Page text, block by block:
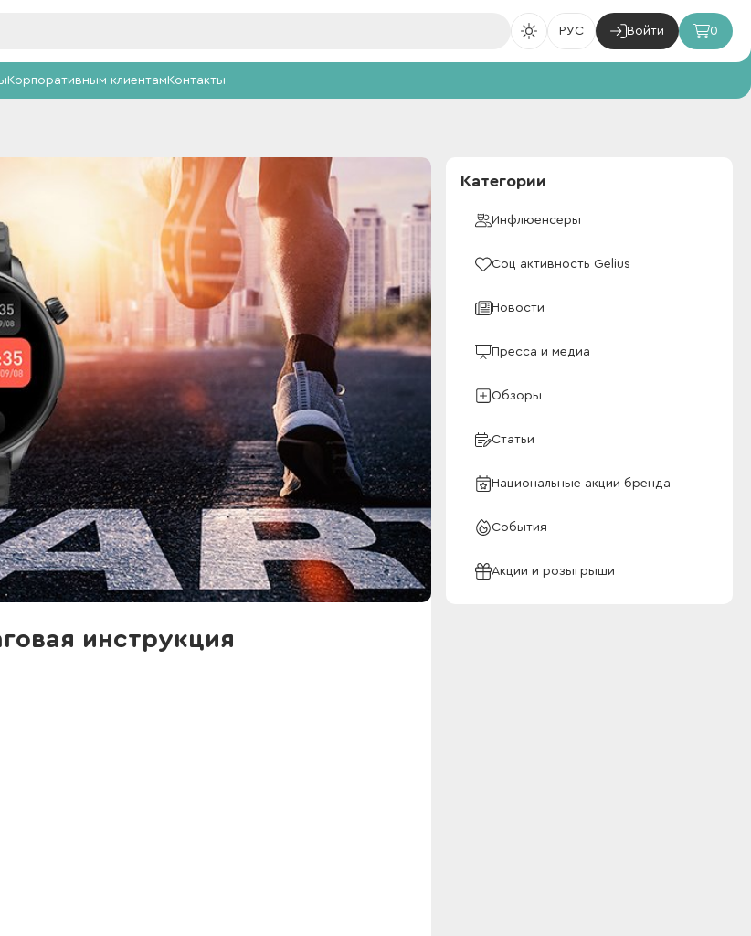
РУС Войти 0
Корпоративным клиентамКонтакты
инструкция
Категории
Инфлюенсеры
Соц активность Gelius
Новости
Пресса и медиа
Обзоры
Статьи
Национальные акции бренда
События
Акции и розыгрыши